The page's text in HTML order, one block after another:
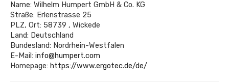
Name: Wilhelm Humpert GmbH & Co. KG
Straße: Erlenstrasse 25
PLZ, Ort: 58739 , Wickede
Land: Deutschland
Bundesland: Nordrhein-Westfalen
E-Mail: info@humpert.com
Homepage: https://www.ergotec.de/de/